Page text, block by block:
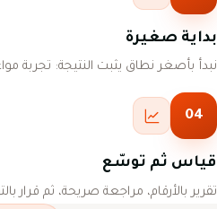
بداية صغيرة
نبدأ بأصغر نطاق يثبت النتيجة: تجربة
04
قياس ثم توسّع
تقرير بالأرقام، مراجعة صريحة، ثم قرار